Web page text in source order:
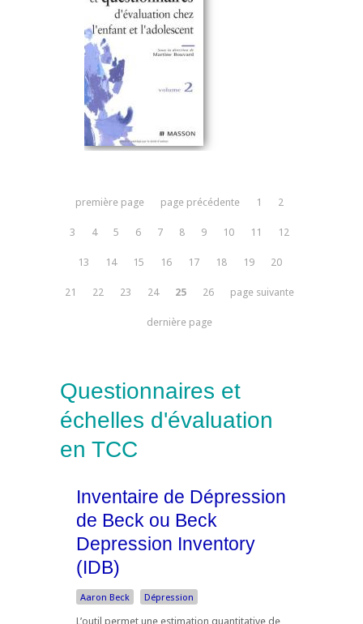
première page page précédente 1 2
3 4 5 6 7 8 9 10 11 12
13 14 15 16 17 18 19 20
21 22 23 24 25 26 page suivante
dernière page
Questionnaires et
échelles d'évaluation
en TCC
Inventaire de Dépression
de Beck ou Beck
Depression Inventory
(IDB)
Aaron Beck Dépression
L’outil permet une estimation quantitative de